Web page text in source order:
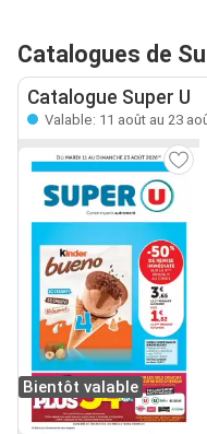
Catalogues de
Catalogue Super U
Valable: 11 août au 23
Bientôt valable